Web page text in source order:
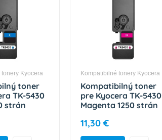
Kyocera
toner
TK-5430
strán
Kompatibilné tonery Kyocera
Kompatibilný toner
pre Kyocera TK-5430
Magenta 1250 strán
11,30 €